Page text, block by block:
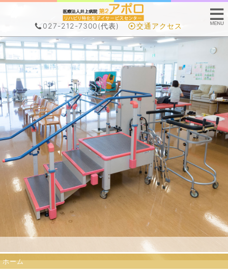
027-212-7300(代表) 交通アクセス
ホーム